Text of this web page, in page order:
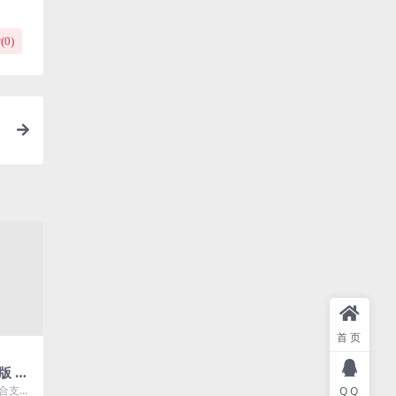
0)
可
支付
首页
QQ